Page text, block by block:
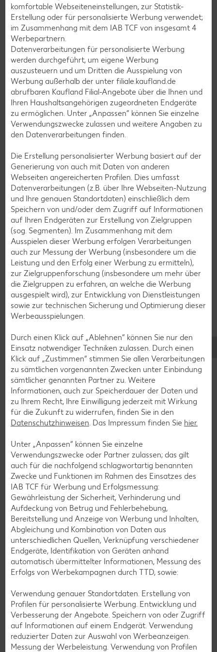
Lamm-Rezepte
Grill-Rezepte
Muffin-Rezepte
Apfelkuchen-Rezepte
Schokokuchen-Rezepte
Torten-Rezepte
Eis-Rezepte
Plätzchen-Rezepte
Smoothie-Rezepte
Bowle-Rezepte
Cocktail-Rezepte
Avocado-Rezepte
Erdbeer-Rezepte
Blaubeer-Rezepte
Bananen-Rezepte
Zurück zu allen Rezepten
Glutenfreie Rezepte
Wer auf Gluten verzichtet, muss nicht automatisch auf
Vielfalt und Geschmack verzichten. Ob süß oder herzhaft –
mit unseren glutenfreien Rezepten zauberst du dir Gerichte,
die nicht nur verträglich, sondern auch richtig lecker sind.
komfortable Webseiteneinstellungen, zur Statistik-
Erstellung oder für personalisierte Werbung verwendet;
im Zusammenhang mit dem IAB TCF von insgesamt 4
Werbepartnern.
Datenverarbeitungen für personalisierte Werbung
werden durchgeführt, um eigene Werbung
auszusteuern und um Dritten die Ausspielung von
Werbung außerhalb der unter filiale.kaufland.de
abrufbaren Kaufland Filial-Angebote über die Ihnen und
Ihren Haushaltsangehörigen zugeordneten Endgeräte
zu ermöglichen. Unter „Anpassen“ können Sie einzelne
Verwendungszwecke zulassen und weitere Angaben zu
den Datenverarbeitungen finden.
Die Erstellung personalisierter Werbung basiert auf der
Generierung von auch mit Daten von anderen
Webseiten angereicherten Profilen. Dies umfasst
Datenverarbeitungen (z.B. über Ihre Webseiten-Nutzung
und Ihre genauen Standortdaten) einschließlich dem
Speichern von und/oder dem Zugriff auf Informationen
auf Ihren Endgeräten zur Erstellung von Zielgruppen
(sog. Segmenten). Im Zusammenhang mit dem
Ausspielen dieser Werbung erfolgen Verarbeitungen
auch zur Messung der Werbung (insbesondere um die
Leistung und den Erfolg einer Werbung zu ermitteln),
zur Zielgruppenforschung (insbesondere um mehr über
die Zielgruppen zu erfahren, an welche die Werbung
ausgespielt wird), zur Entwicklung von Dienstleistungen
sowie zur technischen Sicherung und Optimierung dieser
Werbeausspielungen.
Durch einen Klick auf „Ablehnen“ können Sie nur den
Einsatz notwendiger Techniken zulassen. Durch einen
Klick auf „Zustimmen“ stimmen Sie allen Verarbeitungen
zu sämtlichen vorgenannten Zwecken unter Einbindung
sämtlicher genannten Partner zu. Weitere
Informationen, auch zur Speicherdauer der Daten und
zu Ihrem Recht, Ihre Einwilligung jederzeit mit Wirkung
für die Zukunft zu widerrufen, finden Sie in den
Datenschutzhinweisen. Das Impressum finden Sie hier.
Unter „Anpassen“ können Sie einzelne
Verwendungszwecke oder Partner zulassen; das gilt
auch für die nachfolgend schlagwortartig benannten
Zwecke und Funktionen im Rahmen des Einsatzes des
IAB TCF für Werbung und Erfolgsmessung:
Gewährleistung der Sicherheit, Verhinderung und
Aufdeckung von Betrug und Fehlerbehebung,
Bereitstellung und Anzeige von Werbung und Inhalten,
Abgleichung und Kombination von Daten aus
unterschiedlichen Quellen, Verknüpfung verschiedener
Endgeräte, Identifikation von Geräten anhand
automatisch übermittelter Informationen, Messung des
Erfolgs von Werbekampagnen durch TTD, sowie:
Verwendung genauer Standortdaten. Erstellung von
Profilen für personalisierte Werbung. Entwicklung und
Verbesserung der Angebote. Speichern von oder Zugriff
auf Informationen auf einem Endgerät. Verwendung
reduzierter Daten zur Auswahl von Werbeanzeigen.
Messung der Werbeleistung. Verwendung von Profilen